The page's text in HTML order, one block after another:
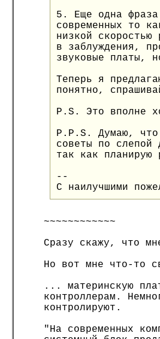
5. Еще одна фраза
современных то
низкой
в заблуждения,
звуковые платы,
Теперь я
понятно,
P.S. Это вполне
P.P.S. Думаю, что
советы по слепой
так как
--
С наилучшими
~~~~~~~~~~~~
Сразу скажу, что
Но вот мне что-то
... материнскую
контроллерам.
контролируют.
"На современных